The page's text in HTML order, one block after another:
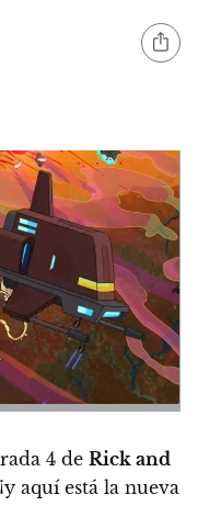
4 de Rick and
aquí está la nueva